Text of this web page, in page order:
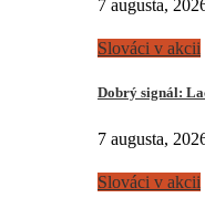
7 augusta,
Slováci v akcii
Dobrý signál:
7 augusta,
Slováci v akcii